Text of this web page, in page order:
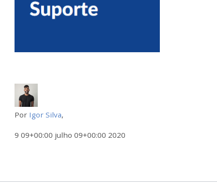
Por Igor Silva,
9 09+00:00 julho 09+00:00 2020